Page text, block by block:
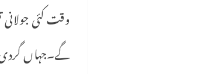
وقت کئی
گے۔جہاں گردی